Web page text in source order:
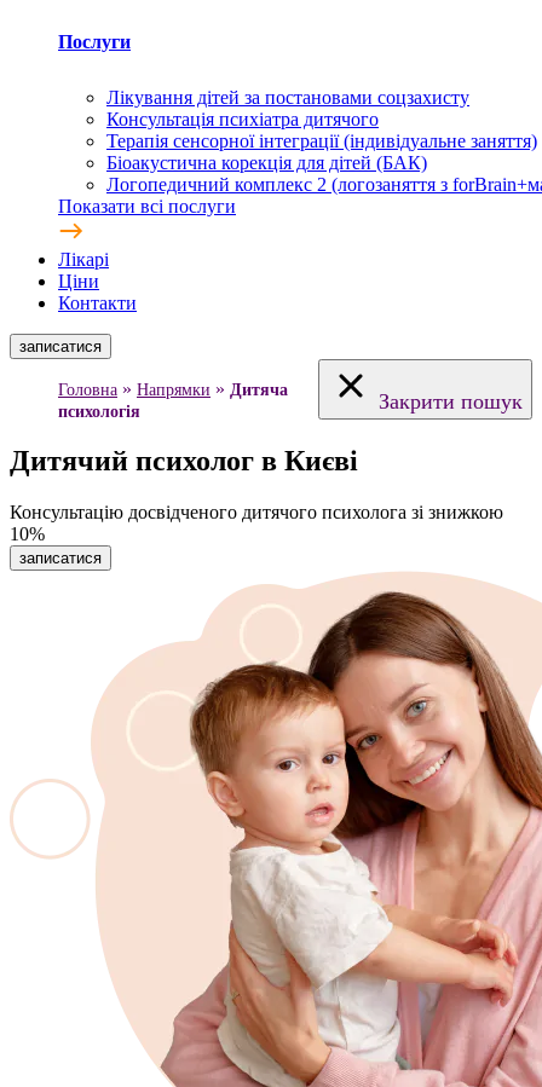
Послуги
Лікування дітей за постановами соцзахисту
Консультація психіатра дитячого
Терапія сенсорної інтеграції (індивідуальне заняття)
Біоакустична корекція для дітей (БАК)
Логопедичний комплекс 2 (логозаняття з
Показати всі послуги
Лікарі
Ціни
Контакти
записатися
Закрити пошук
Головна » Напрямки » Дитяча
психологія
Дитячий психолог в Києві
Консультацію досвідченого дитячого психолога зі знижкою
10%
записатися